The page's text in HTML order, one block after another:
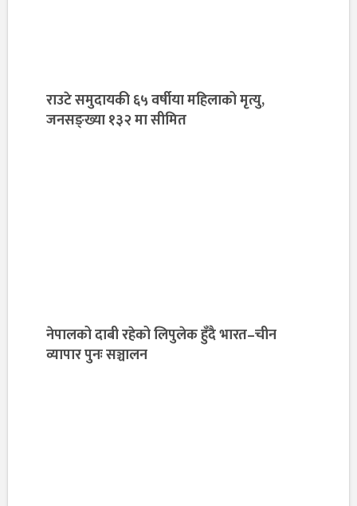
राउटे समुदायकी ६५ वर्षीया महिलाको मृत्यु,
जनसङ्ख्या १३२ मा सीमित
नेपालको दाबी रहेको लिपुलेक हुँदै भारत–चीन
व्यापार पुनः सञ्चालन